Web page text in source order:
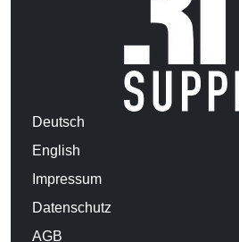
Deutsch
English
Impressum
Datenschutz
AGB